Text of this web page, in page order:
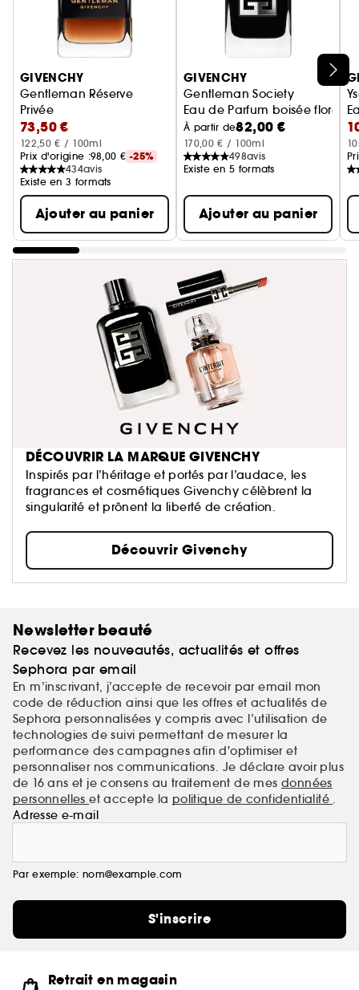
Ignorer le carrousel produits
GIVENCHY
Gentleman Réserve
Privée
Eau de Parfum boisée florale ambrée pour homme
73,50 €
122,50 € / 100ml
Prix d'origine :98,00 € -25%
434avis
Existe en 3 formats
Ajouter au panier
GIVENCHY
Gentleman Society
Eau de Parfum boisée
À partir de82,00 €
170,00 € / 100ml
498avis
Existe en 5 formats
Ajouter au panier
DÉCOUVRIR LA MARQUE GIVENCHY
Inspirés par l’héritage et portés par l’audace, les
fragrances et cosmétiques Givenchy célèbrent la
singularité et prônent la liberté de création.
Découvrir Givenchy
Newsletter beauté
Recevez les nouveautés, actualités et offres
Sephora par email
En m’inscrivant, j’accepte de recevoir par email mon
code de réduction ainsi que les offres et actualités de
Sephora personnalisées y compris avec l’utilisation de
technologies de suivi permettant de mesurer la
performance des campagnes afin d'optimiser et
personnaliser nos communications. Je déclare avoir plus
de 16 ans et je consens au traitement de mes données
personnelleset accepte la politique de confidentialité .
Adresse e-mail
Par exemple: nom@example.com
S'inscrire
Retrait en magasin